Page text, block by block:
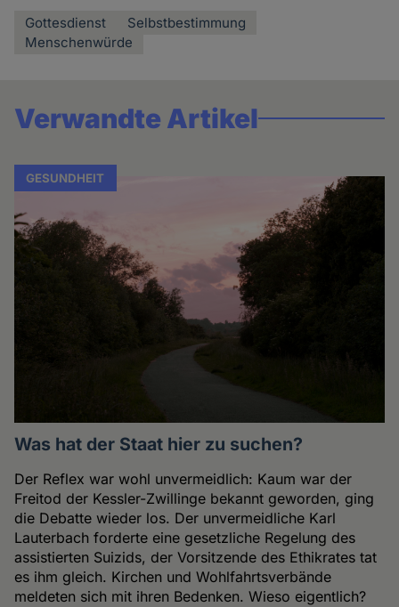
Gottesdienst
Selbstbestimmung
Menschenwürde
Verwandte Artikel
GESUNDHEIT
Was hat der Staat hier zu suchen?
Der Reflex war wohl unvermeidlich: Kaum war der
Freitod der Kessler-Zwillinge bekannt geworden, ging
die Debatte wieder los. Der unvermeidliche Karl
Lauterbach forderte eine gesetzliche Regelung des
assistierten Suizids, der Vorsitzende des Ethikrates tat
es ihm gleich. Kirchen und Wohlfahrtsverbände
meldeten sich mit ihren Bedenken. Wieso eigentlich?